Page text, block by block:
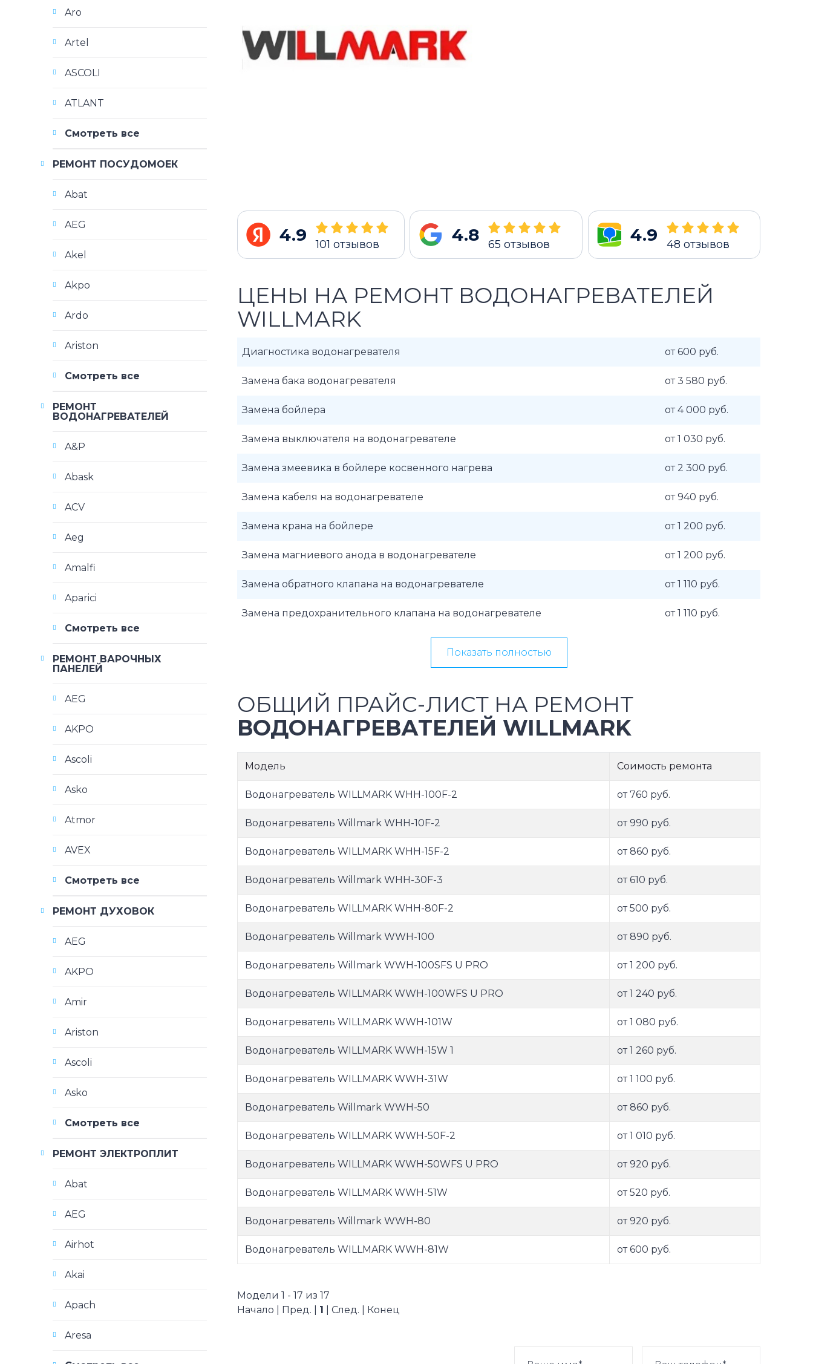
4.9 101 отзывов 4.8 65 отзывов 4.9 48 отзывов
ЦЕНЫ НА РЕМОНТ ВОДОНАГРЕВАТЕЛЕЙ
WILLMARK
Диагностика водонагревателя от 600 руб.
Замена бака водонагревателя от 3 580 руб.
Замена бойлера от 4 000 руб.
Замена выключателя на водонагревателе от 1 030 руб.
Замена змеевика в бойлере косвенного нагрева от 2 300 руб.
Замена кабеля на водонагревателе от 940 руб.
Замена крана на бойлере от 1 200 руб.
Замена магниевого анода в водонагревателе от 1 200 руб.
Замена обратного клапана на водонагревателе от 1 110 руб.
Замена предохранительного клапана на водонагревателе от 1 110 руб.
Показать полностью
ОБЩИЙ ПРАЙС-ЛИСТ НА РЕМОНТ
ВОДОНАГРЕВАТЕЛЕЙ WILLMARK
Модель Соимость ремонта
Водонагреватель WILLMARK WHH-100F-2 от 760 руб.
Водонагреватель Willmark WHH-10F-2 от 990 руб.
Водонагреватель WILLMARK WHH-15F-2 от 860 руб.
Водонагреватель Willmark WHH-30F-3 от 610 руб.
Водонагреватель WILLMARK WHH-80F-2 от 500 руб.
Водонагреватель Willmark WWH-100 от 890 руб.
Водонагреватель Willmark WWH-100SFS U PRO от 1 200 руб.
Водонагреватель WILLMARK WWH-100WFS U PRO от 1 240 руб.
Водонагреватель WILLMARK WWH-101W от 1 080 руб.
Водонагреватель WILLMARK WWH-15W 1 от 1 260 руб.
Водонагреватель WILLMARK WWH-31W от 1 100 руб.
Водонагреватель Willmark WWH-50 от 860 руб.
Водонагреватель WILLMARK WWH-50F-2 от 1 010 руб.
Водонагреватель WILLMARK WWH-50WFS U PRO от 920 руб.
Водонагреватель WILLMARK WWH-51W от 520 руб.
Водонагреватель Willmark WWH-80 от 920 руб.
Водонагреватель WILLMARK WWH-81W от 600 руб.
Модели 1 - 17 из 17
Начало | Пред. | 1 | След. | Конец
Aro
Artel
ASCOLI
ATLANT
Смотреть все
РЕМОНТ ПОСУДОМОЕК
Abat
AEG
Akel
Akpo
Ardo
Ariston
Смотреть все
РЕМОНТ
ВОДОНАГРЕВАТЕЛЕЙ
A&P
Abask
ACV
Aeg
Amalfi
Aparici
Смотреть все
РЕМОНТ ВАРОЧНЫХ
ПАНЕЛЕЙ
AEG
AKPO
Ascoli
Asko
Atmor
AVEX
Смотреть все
РЕМОНТ ДУХОВОК
AEG
AKPO
Amir
Ariston
Ascoli
Asko
Смотреть все
РЕМОНТ ЭЛЕКТРОПЛИТ
Abat
AEG
Airhot
Akai
Apach
Aresa